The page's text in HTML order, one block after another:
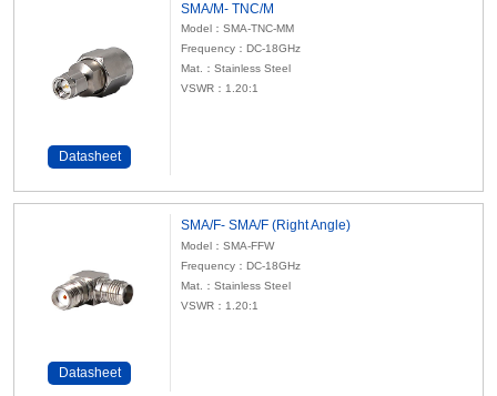
Datasheet
SMA/M- TNC/M
Model：SMA-TNC-MM
Frequency：DC-18GHz
Mat.：Stainless Steel
VSWR：1.20:1
Datasheet
SMA/F- SMA/F (Right Angle)
Model：SMA-FFW
Frequency：DC-18GHz
Mat.：Stainless Steel
VSWR：1.20:1